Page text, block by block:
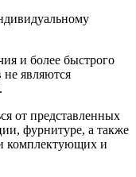
и более быстрого
не являются
от представленных
фурнитуре, а также
комплектующих и